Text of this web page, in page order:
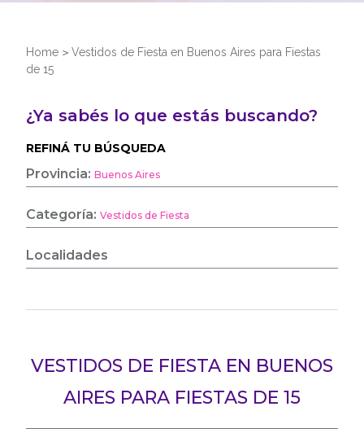
Home >Vestidos de Fiesta en Buenos Aires para Fiestas
de 15
¿Ya sabés lo que estás buscando?
REFINÁ TU BÚSQUEDA
Provincia:Buenos Aires
Categoría:Vestidos de Fiesta
Localidades
VESTIDOS DE FIESTA EN BUENOS
AIRES PARA FIESTAS DE 15